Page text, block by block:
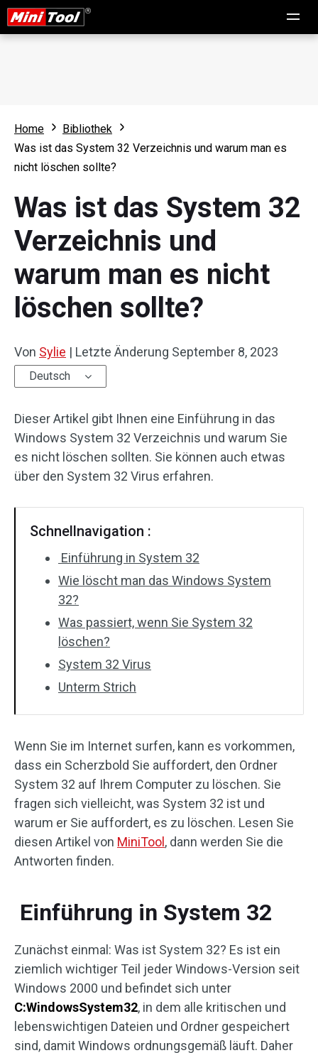
Home
Bibliothek
Was ist das System 32 Verzeichnis und warum man es
nicht löschen sollte?
Was ist das System 32
Verzeichnis und
warum man es nicht
löschen sollte?
Von Sylie | Letzte Änderung September 8, 2023
Deutsch
Dieser Artikel gibt Ihnen eine Einführung in das
Windows System 32 Verzeichnis und warum Sie
es nicht löschen sollten. Sie können auch etwas
über den System 32 Virus erfahren.
Schnellnavigation :
Einführung in System 32
Wie löscht man das Windows System
32?
Was passiert, wenn Sie System 32
löschen?
System 32 Virus
Unterm Strich
Wenn Sie im Internet surfen, kann es vorkommen,
dass ein Scherzbold Sie auffordert, den Ordner
System 32 auf Ihrem Computer zu löschen. Sie
fragen sich vielleicht, was System 32 ist und
warum er Sie auffordert, es zu löschen. Lesen Sie
diesen Artikel von MiniTool , dann werden Sie die
Antworten finden.
Einführung in System 32
Zunächst einmal: Was ist System 32? Es ist ein
ziemlich wichtiger Teil jeder Windows-Version seit
Windows 2000 und befindet sich unter
C:WindowsSystem32, in dem alle kritischen und
lebenswichtigen Dateien und Ordner gespeichert
sind, damit Windows ordnungsgemäß läuft. Daher